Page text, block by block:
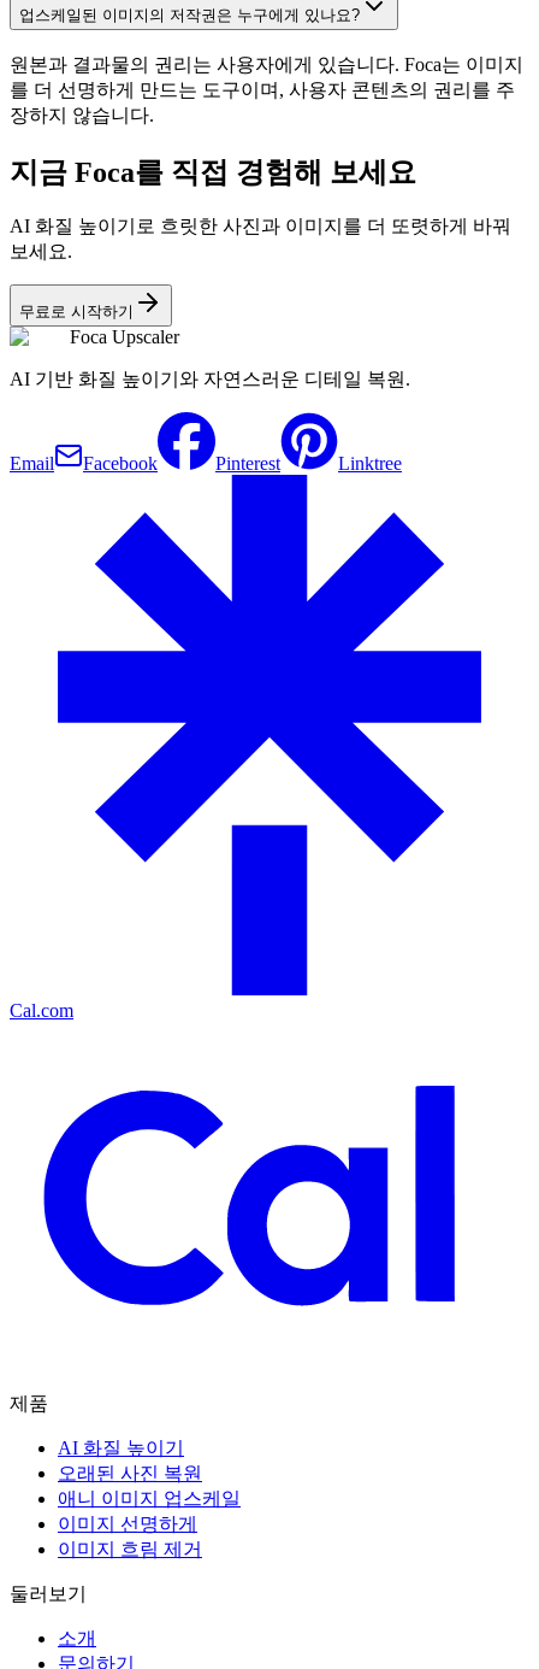
업스케일된 이미지의 저작권은 누구에게 있나요?
원본과 결과물의 권리는 사용자에게 있습니다. Foca는 이미지
를 더 선명하게 만드는 도구이며, 사용자 콘텐츠의 권리를 주
장하지 않습니다.
지금 Foca를 직접 경험해 보세요
AI 화질 높이기로 흐릿한 사진과 이미지를 더 또렷하게 바꿔
보세요.
무료로 시작하기
Foca Upscaler
AI 기반 화질 높이기와 자연스러운 디테일 복원.
Email Facebook Pinterest Linktree
Cal.com
제품
AI 화질 높이기
오래된 사진 복원
애니 이미지 업스케일
이미지 선명하게
이미지 흐림 제거
둘러보기
소개
문의하기